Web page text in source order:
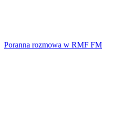
Poranna rozmowa w RMF FM